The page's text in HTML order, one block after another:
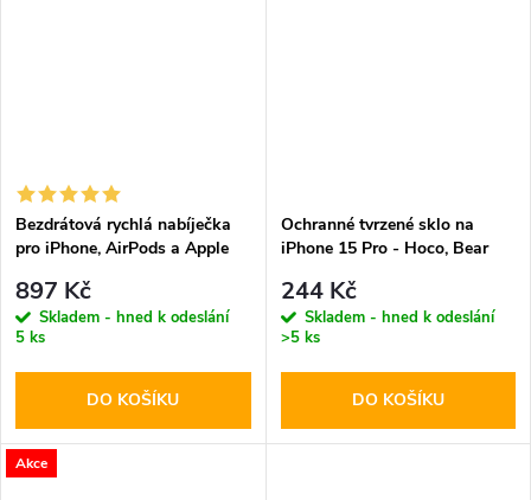
Bezdrátová rychlá nabíječka
pro iPhone, AirPods a Apple
MagSafe Wireless Charger
White
897 Kč
Skladem - hned k odeslání
5 ks
DO KOŠÍKU
Ochranné tvrzené sklo na
iPhone 15 Pro - Hoco, Bear
244 Kč
Skladem - hned k odeslání
>5 ks
DO KOŠÍKU
Akce